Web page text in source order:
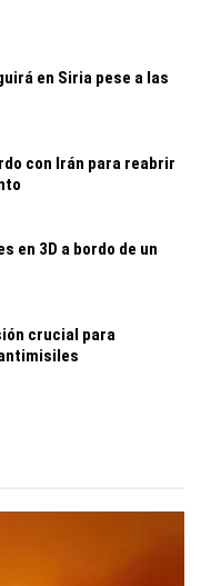
en Siria pese a las
con Irán para reabrir
en 3D a bordo de un
crucial para